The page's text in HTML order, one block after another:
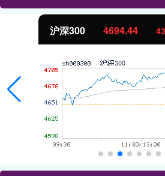
北证50 1134.24